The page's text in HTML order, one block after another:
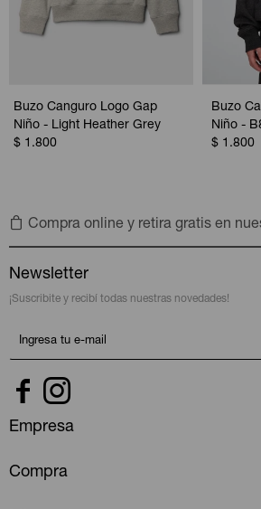
Buzo Canguro Logo Gap
Niño - Light Heather Grey
$ 1.800
Buzo
Niño -
$ 1.800
Compra online y retira gratis en
Newsletter
¡Suscribite y recibí todas nuestras novedades!
 
Empresa
Compra